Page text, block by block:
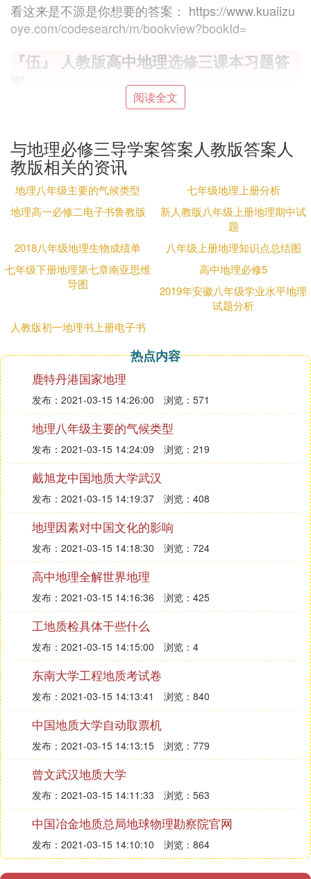
看这来是不源是你想要的答案： https://www.kuaiizu
oye.com/codesearch/m/bookview?bookId=
『伍』 人教版高中地理选修三课本习题答
http://www.1010jiajiao.com/daan/bookid_38754.html
如果帮助了你，请及时点击【采纳为满意回答】按钮
『陆』 2020金太阳导学案地理答案
抄答案可不好哦~ 自己在做的过程中遇到不懂的,提出
来,大家可以帮你的. 我要专告诉你的是,答案不会在属
网上公布的,我见过求答案的很多,在网络知道上从未
有过成功的,教育部一定也下发了相关规定的 自己动
手,克服惰性,绝不会有答案的,如果有,对你的同学不就
不公平了吗,不,对你不公平,你少做了,送你一个字--勤
愿你学习道路一帆风顺,希望我的回答能给你带来帮
助,认真做吧
『柒』 金太阳导学测评答案，地理必修三
金太阳导学案答案
阅读全文
与地理必修三导学案答案人教版答案人
教版相关的资讯
地理八年级主要的气候类型
七年级地理上册分析
地理高一必修二电子书鲁教版
新人教版八年级上册地理期中试
题
2018八年级地理生物成绩单
八年级上册地理知识点总结图
七年级下册地理第七章南亚思维
导图
高中地理必修5
2019年安徽八年级学业水平地理
试题分析
人教版初一地理书上册电子书
热点内容
鹿特丹港国家地理
发布：2021-03-15 14:26:00 浏览：571
地理八年级主要的气候类型
发布：2021-03-15 14:24:09 浏览：219
戴旭龙中国地质大学武汉
发布：2021-03-15 14:19:37 浏览：408
地理因素对中国文化的影响
发布：2021-03-15 14:18:30 浏览：724
高中地理全解世界地理
发布：2021-03-15 14:16:36 浏览：425
工地质检具体干些什么
发布：2021-03-15 14:15:00 浏览：4
东南大学工程地质考试卷
发布：2021-03-15 14:13:41 浏览：840
中国地质大学自动取票机
发布：2021-03-15 14:13:15 浏览：779
曾文武汉地质大学
发布：2021-03-15 14:11:33 浏览：563
中国冶金地质总局地球物理勘察院官网
发布：2021-03-15 14:10:10 浏览：864